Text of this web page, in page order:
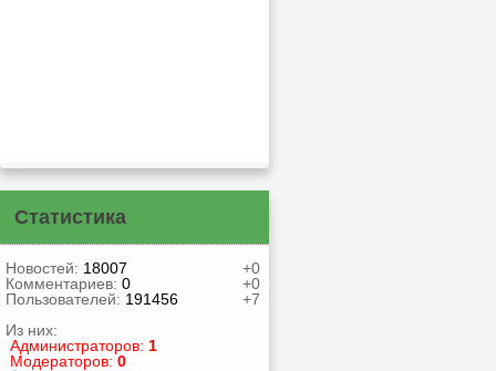
Статистика
+0
Новостей: 18007
+0
Комментариев: 0
+7
Пользователей: 191456
Из них:
Администраторов: 1
Модераторов: 0